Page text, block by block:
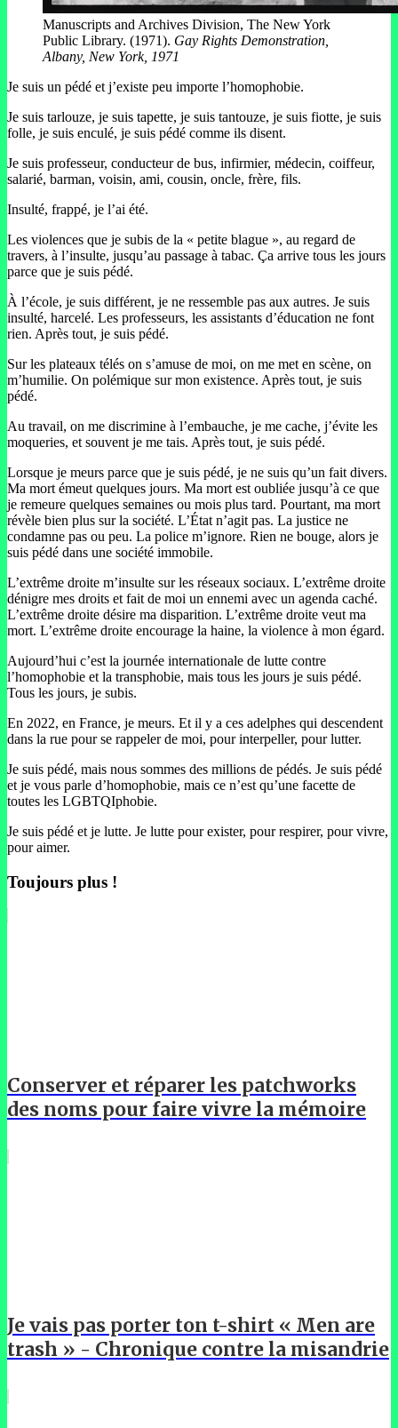
Manuscripts and Archives Division, The New York
Public Library. (1971). Gay Rights Demonstration,
Albany, New York, 1971
Je suis un pédé et j’existe peu importe l’homophobie.
Je suis tarlouze, je suis tapette, je suis tantouze, je suis fiotte, je suis
folle, je suis enculé, je suis pédé comme ils disent.
Je suis professeur, conducteur de bus, infirmier, médecin, coiffeur,
salarié, barman, voisin, ami, cousin, oncle, frère, fils.
Insulté, frappé, je l’ai été.
Les violences que je subis de la « petite blague », au regard de
travers, à l’insulte, jusqu’au passage à tabac. Ça arrive tous les jours
parce que je suis pédé.
À l’école, je suis différent, je ne ressemble pas aux autres. Je suis
insulté, harcelé. Les professeurs, les assistants d’éducation ne font
rien. Après tout, je suis pédé.
Sur les plateaux télés on s’amuse de moi, on me met en scène, on
m’humilie. On polémique sur mon existence. Après tout, je suis
pédé.
Au travail, on me discrimine à l’embauche, je me cache, j’évite les
moqueries, et souvent je me tais. Après tout, je suis pédé.
Lorsque je meurs parce que je suis pédé, je ne suis qu’un fait divers.
Ma mort émeut quelques jours. Ma mort est oubliée jusqu’à ce que
je remeure quelques semaines ou mois plus tard. Pourtant, ma mort
révèle bien plus sur la société. L’État n’agit pas. La justice ne
condamne pas ou peu. La police m’ignore. Rien ne bouge, alors je
suis pédé dans une société immobile.
L’extrême droite m’insulte sur les réseaux sociaux. L’extrême droite
dénigre mes droits et fait de moi un ennemi avec un agenda caché.
L’extrême droite désire ma disparition. L’extrême droite veut ma
mort. L’extrême droite encourage la haine, la violence à mon égard.
Aujourd’hui c’est la journée internationale de lutte contre
l’homophobie et la transphobie, mais tous les jours je suis pédé.
Tous les jours, je subis.
En 2022, en France, je meurs. Et il y a ces adelphes qui descendent
dans la rue pour se rappeler de moi, pour interpeller, pour lutter.
Je suis pédé, mais nous sommes des millions de pédés. Je suis pédé
et je vous parle d’homophobie, mais ce n’est qu’une facette de
toutes les LGBTQIphobie.
Je suis pédé et je lutte. Je lutte pour exister, pour respirer, pour vivre,
pour aimer.
Toujours plus !
Conserver et réparer les patchworks
des noms pour faire vivre la mémoire
Je vais pas porter ton t-shirt « Men are
trash » - Chronique contre la misandrie